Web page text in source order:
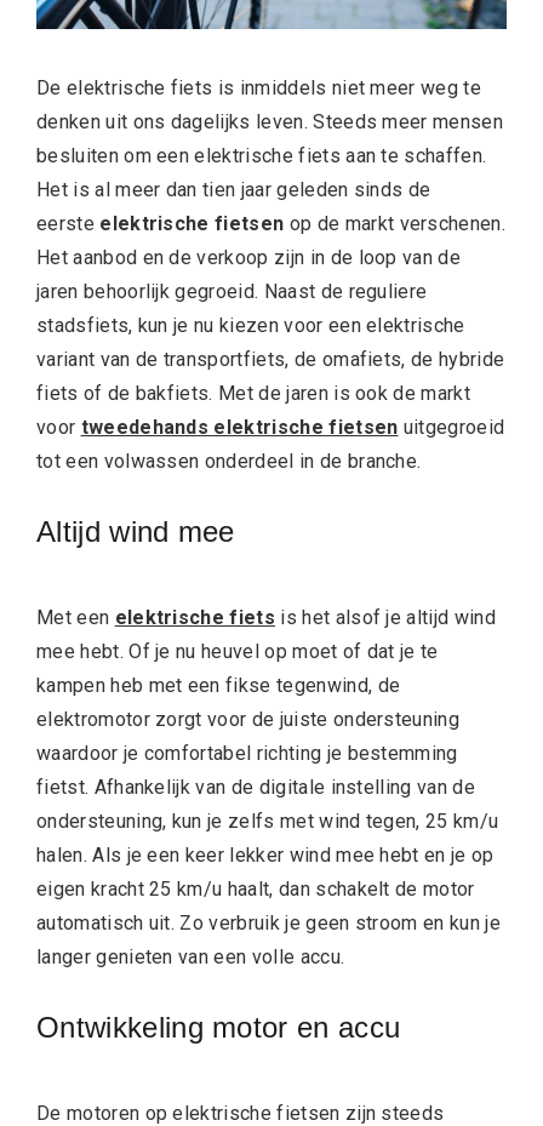
De elektrische fiets is inmiddels niet meer weg te
denken uit ons dagelijks leven. Steeds meer mensen
besluiten om een elektrische fiets aan te schaffen.
Het is al meer dan tien jaar geleden sinds de
eerste elektrische fietsen op de markt verschenen.
Het aanbod en de verkoop zijn in de loop van de
jaren behoorlijk gegroeid. Naast de reguliere
stadsfiets, kun je nu kiezen voor een elektrische
variant van de transportfiets, de omafiets, de hybride
fiets of de bakfiets. Met de jaren is ook de markt
voor tweedehands elektrische fietsen uitgegroeid
tot een volwassen onderdeel in de branche.
Altijd wind mee
Met een elektrische fiets is het alsof je altijd wind
mee hebt. Of je nu heuvel op moet of dat je te
kampen heb met een fikse tegenwind, de
elektromotor zorgt voor de juiste ondersteuning
waardoor je comfortabel richting je bestemming
fietst. Afhankelijk van de digitale instelling van de
ondersteuning, kun je zelfs met wind tegen, 25 km/u
halen. Als je een keer lekker wind mee hebt en je op
eigen kracht 25 km/u haalt, dan schakelt de motor
automatisch uit. Zo verbruik je geen stroom en kun je
langer genieten van een volle accu.
Ontwikkeling motor en accu
De motoren op elektrische fietsen zijn steeds